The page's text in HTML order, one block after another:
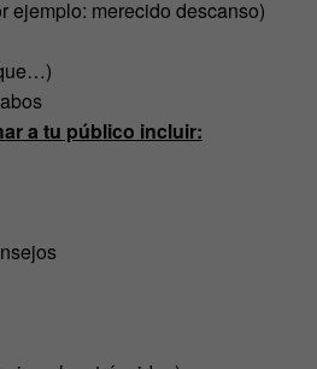
ejemplo: merecido descanso)
a tu público incluir: